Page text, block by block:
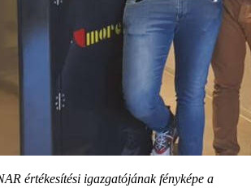
értékesítési igazgatójának fényképe a